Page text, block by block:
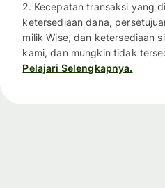
2. Kecepatan transaksi yang
ketersediaan dana,
milik Wise, dan ketersediaan
kami, dan mungkin tidak
Pelajari Selengkapnya.